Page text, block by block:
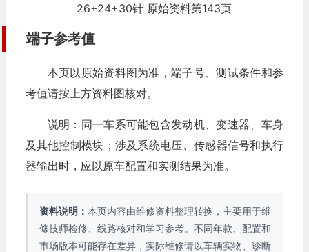
26+24+30针 原始资料第143页
端子参考值
本页以原始资料图为准，端子号、测试条件和参
考值请按上方资料图核对。
说明：同一车系可能包含发动机、变速器、车身
及其他控制模块；涉及系统电压、传感器信号和执行
器输出时，应以原车配置和实测结果为准。
资料说明： 本页内容由维修资料整理转换，主要用于维
修技师检修、线路核对和学习参考。不同年款、配置和
市场版本可能存在差异，实际维修请以车辆实物、诊断